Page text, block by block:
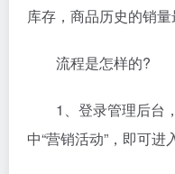
库存，商品历史的销量
流程是怎样的?
1、登录管理后台，
中“营销活动”，即可进